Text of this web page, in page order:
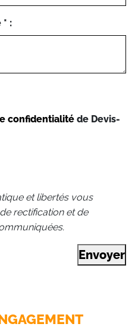
* :
confidentialité de Devis-
et libertés vous
rectification et de
Envoyer